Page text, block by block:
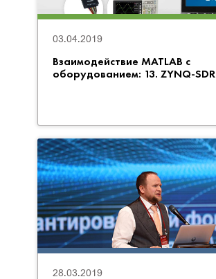
Взаимодействие MATLAB с
оборудованием: 13. ZYNQ-SDR
03.04.2019
28.03.2019